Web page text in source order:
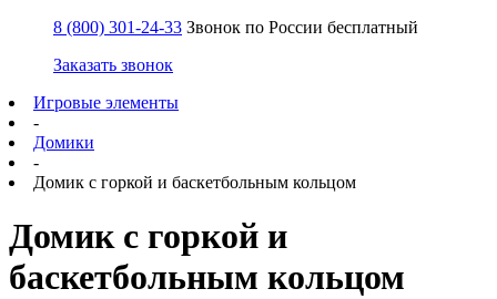
8 (800) 301-24-33 Звонок по России бесплатный
Заказать звонок
Игровые элементы
-
Домики
-
Домик с горкой и баскетбольным кольцом
Домик с горкой и
баскетбольным кольцом